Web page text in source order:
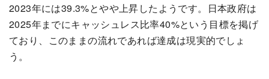
2023年には39.3%とやや上昇したようです。日本政府は
2025年までにキャッシュレス比率40%という目標を掲げ
ており、このままの流れであれば達成は現実的でしょ
う。